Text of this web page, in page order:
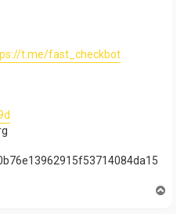
t.me/fast_checkbot​